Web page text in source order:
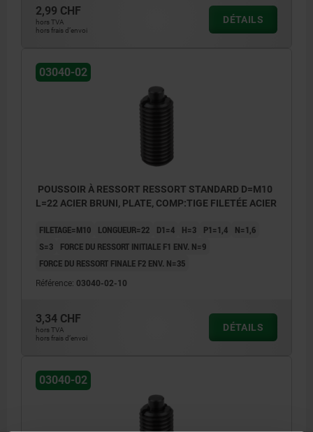
2,99 CHF
hors TVA
hors frais d’envoi
DÉTAILS
03040-02
POUSSOIR À RESSORT RESSORT STANDARD D=M10
L=22 ACIER BRUNI, PLATE, COMP:TIGE FILETÉE ACIER
FILETAGE=M10 LONGUEUR=22 D1=4 H=3 P1=1,4
N=1,6
S=3
FORCE DU RESSORT INITIALE F1 ENV. N=9
FORCE DU RESSORT FINALE F2 ENV. N=35
Référence: 03040-02-10
3,34 CHF
hors TVA
hors frais d’envoi
DÉTAILS
03040-02